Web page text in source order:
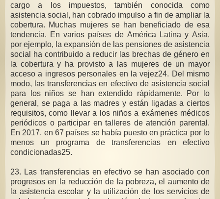
cargo a los impuestos, también conocida como
asistencia social, han cobrado impulso a fin de ampliar la
cobertura. Muchas mujeres se han beneficiado de esa
tendencia. En varios países de América Latina y Asia,
por ejemplo, la expansión de las pensiones de asistencia
social ha contribuido a reducir las brechas de género en
la cobertura y ha provisto a las mujeres de un mayor
acceso a ingresos personales en la vejez24. Del mismo
modo, las transferencias en efectivo de asistencia social
para los niños se han extendido rápidamente. Por lo
general, se paga a las madres y están ligadas a ciertos
requisitos, como llevar a los niños a exámenes médicos
periódicos o participar en talleres de atención parental.
En 2017, en 67 países se había puesto en práctica por lo
menos un programa de transferencias en efectivo
condicionadas25.
23. Las transferencias en efectivo se han asociado con
progresos en la reducción de la pobreza, el aumento de
la asistencia escolar y la utilización de los servicios de